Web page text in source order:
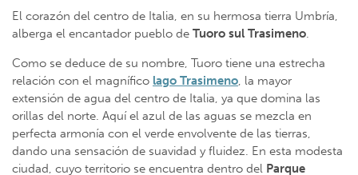
El corazón del centro de Italia, en su hermosa tierra Umbría,
alberga el encantador pueblo de Tuoro sul Trasimeno.
Como se deduce de su nombre, Tuoro tiene una estrecha
relación con el magnífico lago Trasimeno, la mayor
extensión de agua del centro de Italia, ya que domina las
orillas del norte. Aquí el azul de las aguas se mezcla en
perfecta armonía con el verde envolvente de las tierras,
dando una sensación de suavidad y fluidez. En esta modesta
ciudad, cuyo territorio se encuentra dentro del Parque